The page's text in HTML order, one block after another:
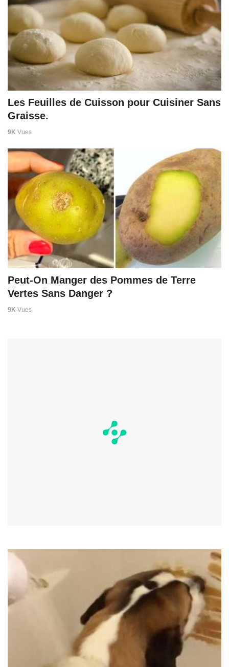
Les Feuilles de Cuisson pour Cuisiner Sans
Graisse.
9K Vues
Peut-On Manger des Pommes de Terre
Vertes Sans Danger ?
9K Vues